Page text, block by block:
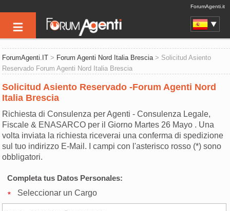
ForumAgenti.it
ForumAgenti.IT > Forum Agenti Nord Italia Brescia> Solicitud Asiento
Reservado Forum Agenti Nord Italia Brescia
Solicitud Asiento Reservado -Forum Agenti Nord
Italia Brescia
Richiesta di Consulenza per Agenti - Consulenza Legale,
Fiscale & ENASARCO per il Giorno Martes 26 Mayo . Una
volta inviata la richiesta riceverai una conferma di spedizione
sul tuo indirizzo E-Mail. I campi con l'asterisco rosso (*) sono
obbligatori.
Completa tus Datos Personales:
Seleccionar un Cargo